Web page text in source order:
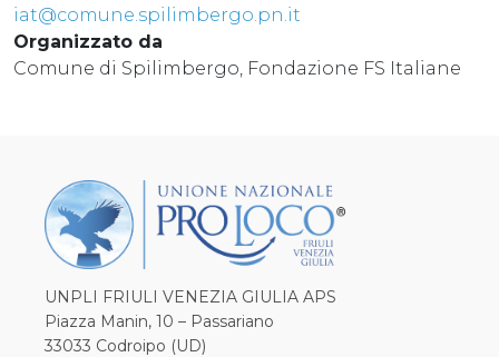
iat@comune.spilimbergo.pn.it
Organizzato da
Comune di Spilimbergo, Fondazione FS Italiane
UNPLI FRIULI VENEZIA GIULIA APS
Piazza Manin, 10 – Passariano
33033 Codroipo (UD)